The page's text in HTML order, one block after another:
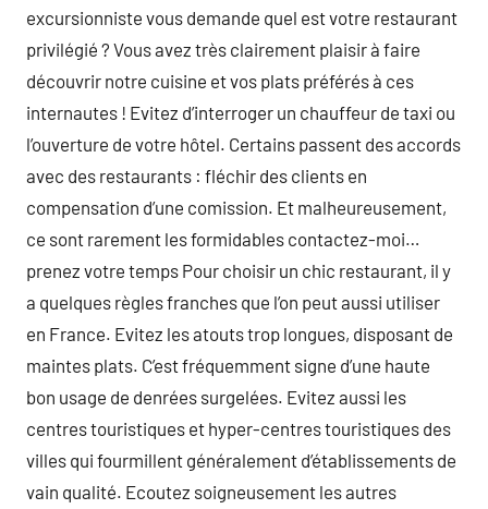
excursionniste vous demande quel est votre restaurant
privilégié ? Vous avez très clairement plaisir à faire
découvrir notre cuisine et vos plats préférés à ces
internautes ! Evitez d’interroger un chauffeur de taxi ou
l’ouverture de votre hôtel. Certains passent des accords
avec des restaurants : fléchir des clients en
compensation d’une comission. Et malheureusement,
ce sont rarement les formidables contactez-moi…
prenez votre temps Pour choisir un chic restaurant, il y
a quelques règles franches que l’on peut aussi utiliser
en France. Evitez les atouts trop longues, disposant de
maintes plats. C’est fréquemment signe d’une haute
bon usage de denrées surgelées. Evitez aussi les
centres touristiques et hyper-centres touristiques des
villes qui fourmillent généralement d’établissements de
vain qualité. Ecoutez soigneusement les autres